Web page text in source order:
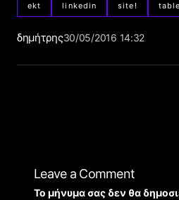
ekt linkedin site!
δημήτρης30/05/2016 14:32
Leave a Comment
Το μήνυμα σας δεν θα